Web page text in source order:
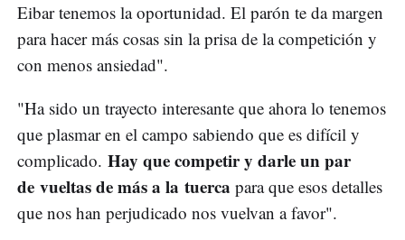
Eibar tenemos la oportunidad. El parón te da margen
para hacer más cosas sin la prisa de la competición y
con menos ansiedad".
"Ha sido un trayecto interesante que ahora lo tenemos
que plasmar en el campo sabiendo que es difícil y
complicado. Hay que competir y darle un par
de vueltas de más a la tuerca para que esos detalles
que nos han perjudicado nos vuelvan a favor".